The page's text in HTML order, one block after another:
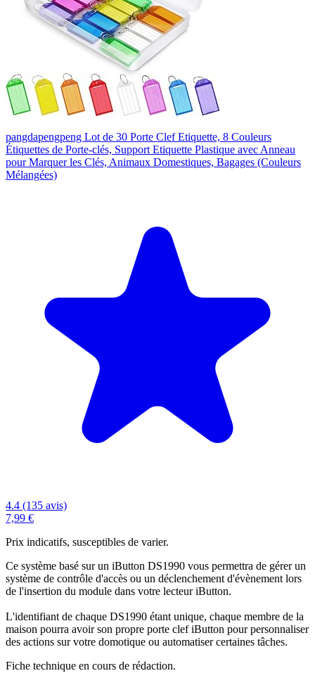
pangdapengpeng Lot de 30 Porte Clef Etiquette, 8 Couleurs
Étiquettes de Porte-clés, Support Etiquette Plastique avec Anneau
pour Marquer les Clés, Animaux Domestiques, Bagages (Couleurs
Mélangées)
4.4 (135 avis)
7,99 €
Prix indicatifs, susceptibles de varier.
Ce système basé sur un iButton DS1990 vous permettra de gérer un
système de contrôle d'accès ou un déclenchement d'évènement lors
de l'insertion du module dans votre lecteur iButton.
L'identifiant de chaque DS1990 étant unique, chaque membre de la
maison pourra avoir son propre porte clef iButton pour personnaliser
des actions sur votre domotique ou automatiser certaines tâches.
Fiche technique en cours de rédaction.